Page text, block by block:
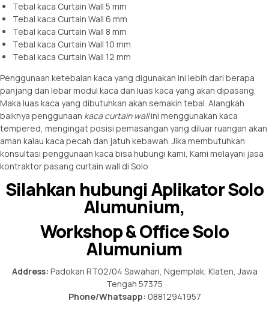
Tebal kaca Curtain Wall 5 mm
Tebal kaca Curtain Wall 6 mm
Tebal kaca Curtain Wall 8 mm
Tebal kaca Curtain Wall 10 mm
Tebal kaca Curtain Wall 12 mm
Penggunaan ketebalan kaca yang digunakan ini lebih dari berapa
panjang dan lebar modul kaca dan luas kaca yang akan dipasang.
Maka luas kaca yang dibutuhkan akan semakin tebal. Alangkah
baiknya penggunaan kaca curtain wallini menggunakan kaca
tempered, mengingat posisi pemasangan yang diluar ruangan akan
aman kalau kaca pecah dan jatuh kebawah. Jika membutuhkan
konsultasi penggunaan kaca bisa hubungi kami, Kami melayani jasa
kontraktor pasang curtain wall di Solo
Silahkan hubungi Aplikator Solo
Alumunium,
Workshop & Office Solo
Alumunium
Address: Padokan RT02/04 Sawahan, Ngemplak, Klaten, Jawa
Tengah 57375
Phone/Whatsapp: 08812941957